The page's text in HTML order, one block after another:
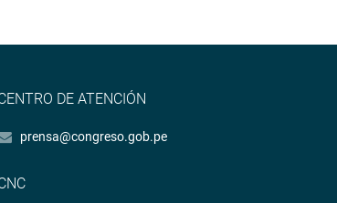
DE ATENCIÓN
prensa@congreso.gob.pe